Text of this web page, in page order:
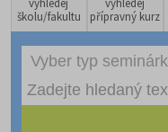
vyhledej
školu/fakultu
vyhledej
přípravný kurz